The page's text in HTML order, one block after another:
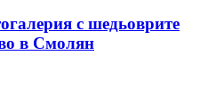
с шедьоврите
в Смолян